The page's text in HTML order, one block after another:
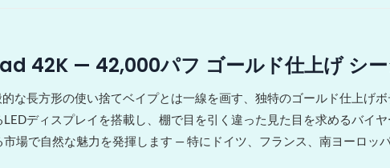
42K — 42,000パフ ゴールド仕上げ シ
的な長方形の使い捨てベイプとは一線を画す、独特のゴールド仕上
ディスプレイを搭載し、棚で目を引く違った見た目を求めるバイ
場で自然な魅力を発揮します — 特にドイツ、フランス、南ヨーロッパ